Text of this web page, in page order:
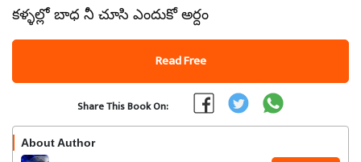
కళ్ళల్లో బాధ నీ చూసి ఎందుకో అర్దం
Read Free
Share This Book On:
About Author